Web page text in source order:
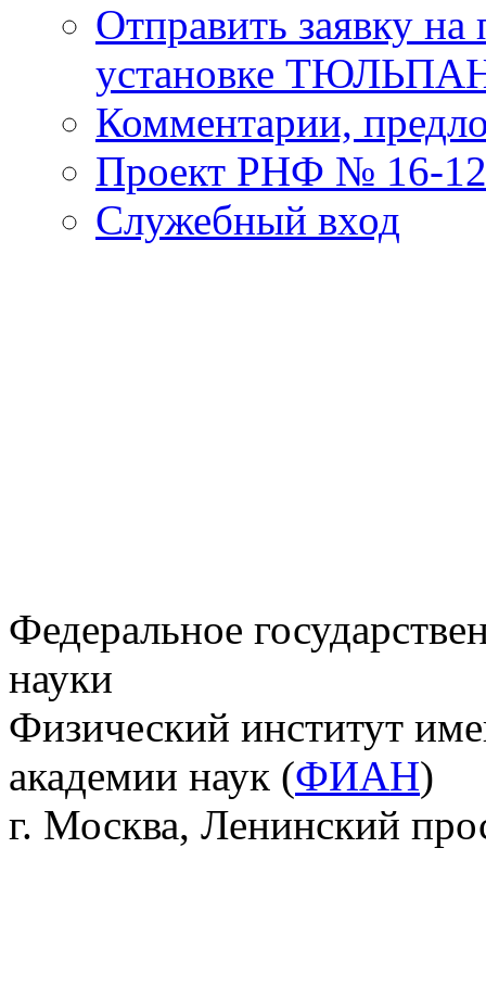
Отправить заявку
установке
Комментарии,
Проект РНФ № 16-
Служебный вход
Федеральное
науки
Физический институт
академии наук (ФИАН)
г. Москва, Ленинский